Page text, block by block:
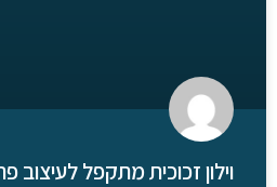
וילון זכוכית מתקפל לעיצוב